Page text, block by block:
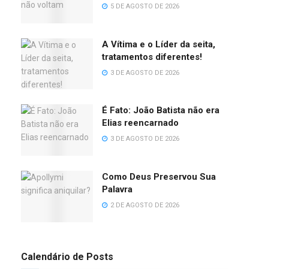
5 DE AGOSTO DE 2026
A Vítima e o Líder da seita,
tratamentos diferentes!
3 DE AGOSTO DE 2026
É Fato: João Batista não era
Elias reencarnado
3 DE AGOSTO DE 2026
Como Deus Preservou Sua
Palavra
2 DE AGOSTO DE 2026
Calendário de Posts